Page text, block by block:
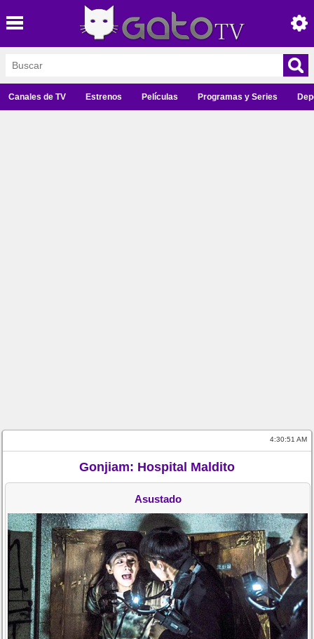
Canales de TV Estrenos Películas Programas y Series
4:30:51 AM
Gonjiam: Hospital Maldito
Asustado